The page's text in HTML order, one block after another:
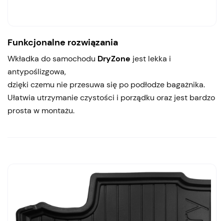
Funkcjonalne rozwiązania
Wkładka do samochodu DryZone jest lekka i
antypoślizgowa,
dzięki czemu nie przesuwa się po podłodze bagażnika.
Ułatwia utrzymanie czystości i porządku oraz jest bardzo
prosta w montażu.